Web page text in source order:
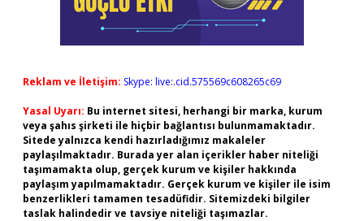
Reklam ve İletişim: Skype: live:.cid.575569c608265c69
Yasal Uyarı: Bu internet sitesi, herhangi bir marka, kurum
veya şahıs şirketi ile hiçbir bağlantısı bulunmamaktadır.
Sitede yalnızca kendi hazırladığımız makaleler
paylaşılmaktadır. Burada yer alan içerikler haber niteliği
taşımamakta olup, gerçek kurum ve kişiler hakkında
paylaşım yapılmamaktadır. Gerçek kurum ve kişiler ile isim
benzerlikleri tamamen tesadüfidir. Sitemizdeki bilgiler
taslak halindedir ve tavsiye niteliği taşımazlar.